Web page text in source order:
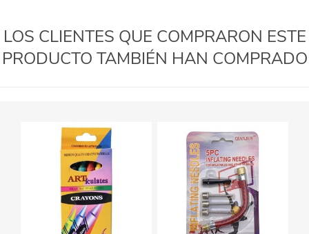
LOS CLIENTES QUE COMPRARON ESTE
PRODUCTO TAMBIÉN HAN COMPRADO